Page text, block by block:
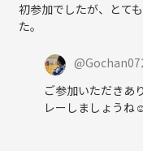
初参加でしたが、とて
た。
@
ご参加いただきあ
レーしましょうね